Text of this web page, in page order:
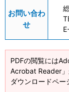
お問い合わ
せ
PDFの閲覧には
Acrobat Reader
ダウンロードペー